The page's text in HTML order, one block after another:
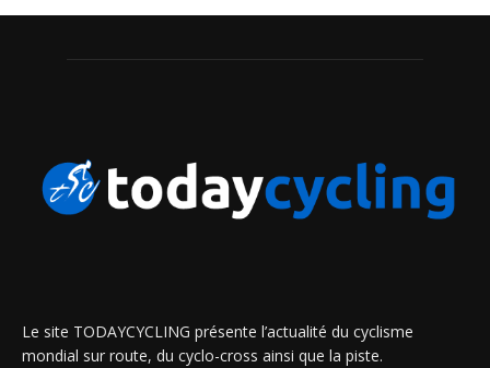
Le site TODAYCYCLING présente l’actualité du cyclisme
mondial sur route, du cyclo-cross ainsi que la piste.